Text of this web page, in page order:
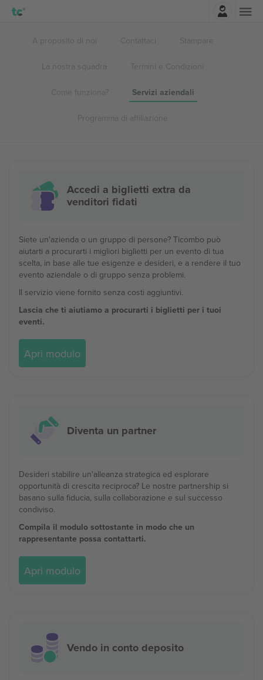
A proposito di noi Contattaci Stampare
La nostra squadra Termini e Condizioni
Come funziona? Servizi aziendali
Programma di affiliazione
Accedi a biglietti extra da
venditori fidati
Siete un'azienda o un gruppo di persone? Ticombo può
aiutarti a procurarti i migliori biglietti per un evento di tua
scelta, in base alle tue esigenze e desideri, e a rendere il tuo
evento aziendale o di gruppo senza problemi.
Il servizio viene fornito senza costi aggiuntivi.
Lascia che ti aiutiamo a procurarti i biglietti per i tuoi
eventi.
Apri modulo
Diventa un partner
Desideri stabilire un'alleanza strategica ed esplorare
opportunità di crescita reciproca? Le nostre partnership si
basano sulla fiducia, sulla collaborazione e sul successo
condiviso.
Compila il modulo sottostante in modo che un
rappresentante possa contattarti.
Apri modulo
Vendo in conto deposito